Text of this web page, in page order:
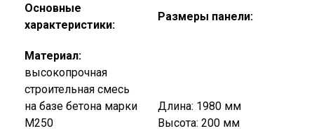
Основные
характеристики:
Размеры панели:
Материал:
высокопрочная
строительная смесь
на базе бетона марки
М250
Длина: 1980 мм
Высота: 200 мм